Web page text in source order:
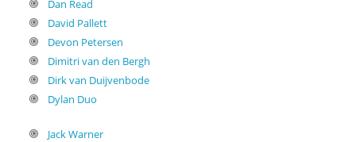
Dan Read
David Pallett
Devon Petersen
Dimitri van den Bergh
Dirk van Duijvenbode
Dylan Duo
Jack Warner